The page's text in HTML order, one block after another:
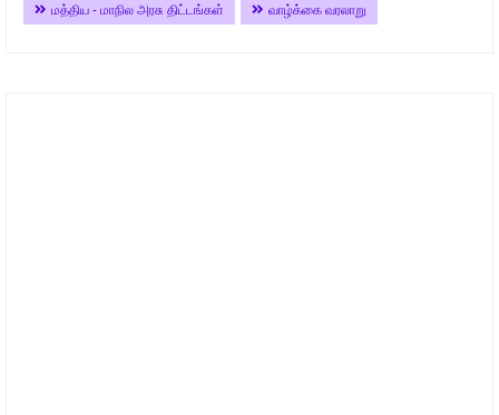
மத்திய - மாநில அரசு திட்டங்கள்
வாழ்க்கை வரலாறு